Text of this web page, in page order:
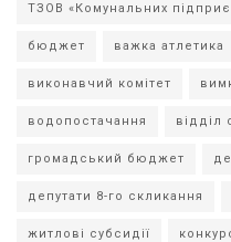
ТЗОВ «Комунальних
бюджет важка атлетика
виконавчий комітет
водопостачання відділ
громадський бюджет
депутати 8-го скликання
житлові субсидії